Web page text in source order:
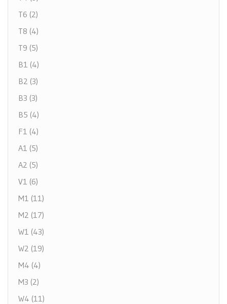
T6 (2)
T8 (4)
T9 (5)
B1 (4)
B2 (3)
B3 (3)
B5 (4)
F1 (4)
A1 (5)
A2 (5)
V1 (6)
M1 (11)
M2 (17)
W1 (43)
W2 (19)
M4 (4)
M3 (2)
W4 (11)